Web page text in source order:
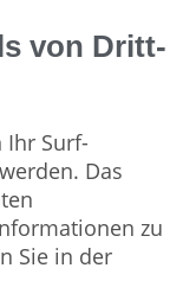
von Dritt­
Ihr Surf-
Das
zu
Sie in der